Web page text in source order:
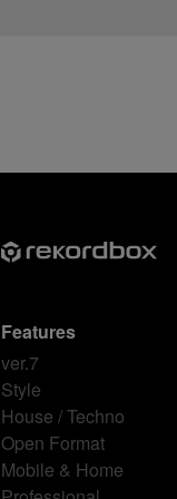
Features
ver.7
Style
House / Techno
Open Format
Mobile & Home